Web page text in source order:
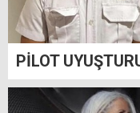
PİLOT